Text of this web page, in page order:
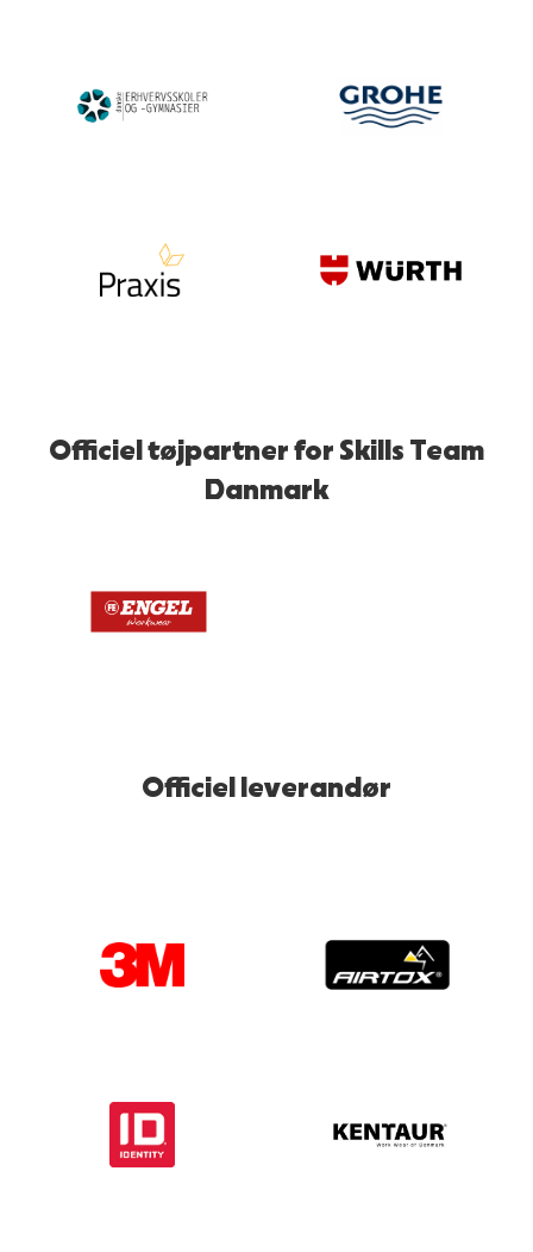
Officiel tøjpartner for Skills Team
Danmark
Officiel leverandør